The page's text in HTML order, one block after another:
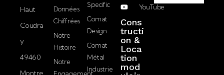
Haut
Coudra
y
49460
Données
Chiffrées
Notre
Histoire
Notre
Specific
Comat
Design
Comat
Métal
Industrie
YouTube
Cons
tructi
on &
Loca
tion
mod
m
P